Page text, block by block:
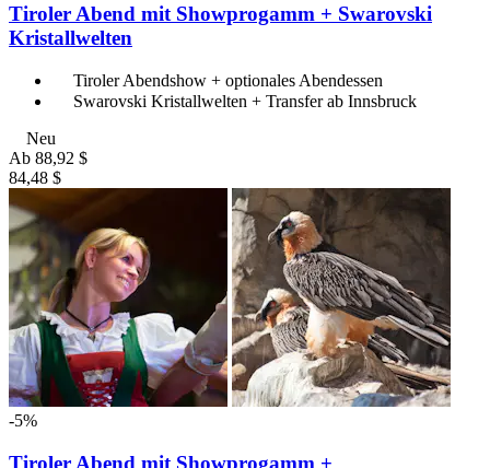
Tiroler Abend mit Showprogamm + Swarovski
Kristallwelten
Tiroler Abendshow + optionales Abendessen
Swarovski Kristallwelten + Transfer ab Innsbruck
Neu
Ab 88,92 $
84,48 $
-5%
Tiroler Abend mit Showprogamm +